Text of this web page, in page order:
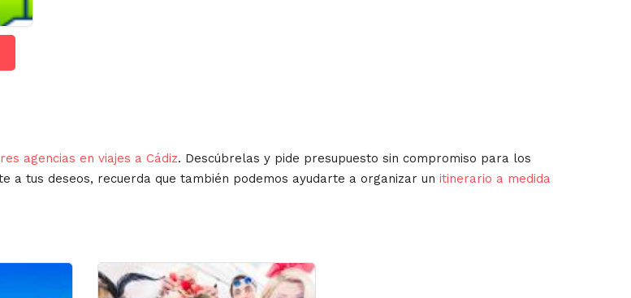
agencias en viajes a Cádiz. Descúbrelas y pide presupuesto sin compromiso para los
a tus deseos, recuerda que también podemos ayudarte a organizar un itinerario a medida